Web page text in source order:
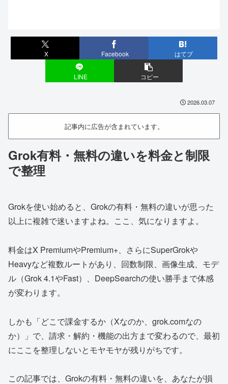
X Facebook はてブ
LINE コピー
2026.03.07
記事内に広告が含まれています。
Grok有料・無料の違いを料金と制限
で整理
Grokを使い始めると、Grokの有料・無料の違いが思った
以上に複雑で迷いますよね。ここ、気になりますよ。
料金はX PremiumやPremium+、さらにSuperGrokや
Heavyなど複数ルートがあり、回数制限、画像生成、モデ
ル（Grok 4.1やFast）、DeepSearchの使い勝手まで体感
が変わります。
しかも「どこで課金するか（Xなのか、grok.comなの
か）」で、請求・解約・機能の出方まで変わるので、最初
にここを整理しないとモヤモヤが残りがちです。
この記事では、Grokの有料・無料の違いを、あなたが損